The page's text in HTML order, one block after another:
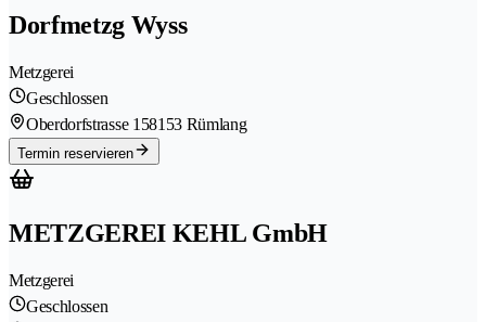
Dorfmetzg Wyss
Metzgerei
Geschlossen
Oberdorfstrasse 158153 Rümlang
Termin reservieren
METZGEREI KEHL GmbH
Metzgerei
Geschlossen